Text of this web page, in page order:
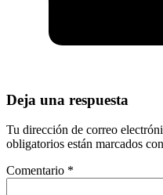
Deja una respuesta
Tu dirección de correo
obligatorios están marcados con
Comentario *